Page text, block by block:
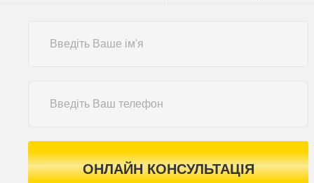
ОНЛАЙН КОНСУЛЬТАЦІЯ